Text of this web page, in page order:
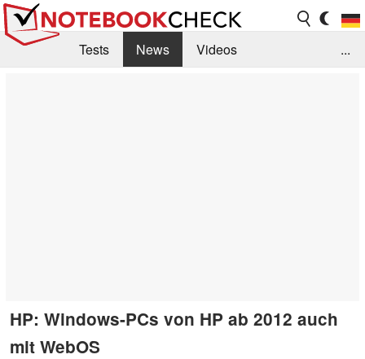
Tests News
Videos
...
HP: Windows-PCs von HP ab 2012 auch
mit WebOS